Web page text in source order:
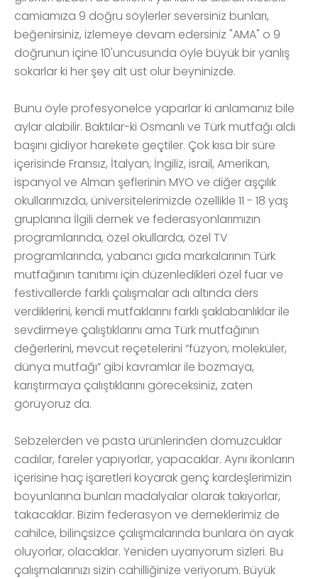
camiamıza 9 doğru söylerler seversiniz bunları,
beğenirsiniz, izlemeye devam edersiniz "AMA" o 9
doğrunun içine 10'uncusunda öyle büyük bir yanlış
sokarlar ki her şey alt üst olur beyninizde.
Bunu öyle profesyonelce yaparlar ki anlamanız bile
aylar alabilir. Baktılar-ki Osmanlı ve Türk mutfağı aldı
başını gidiyor harekete geçtiler. Çok kısa bir süre
içerisinde Fransız, İtalyan, İngiliz, israil, Amerikan,
ispanyol ve Alman şeflerinin MYO ve diğer aşçılık
okullarımızda, üniversitelerimizde özellikle 11 - 18 yaş
gruplarına İlgili dernek ve federasyonlarımızın
programlarında, özel okullarda, özel TV
programlarında, yabancı gıda markalarının Türk
mutfağının tanıtımı için düzenledikleri özel fuar ve
festivallerde farklı çalışmalar adı altında ders
verdiklerini, kendi mutfaklarını farklı şaklabanlıklar ile
sevdirmeye çalıştıklarını ama Türk mutfağının
değerlerini, mevcut reçetelerini “füzyon, moleküler,
dünya mutfağı” gibi kavramlar ile bozmaya,
karıştırmaya çalıştıklarını göreceksiniz, zaten
görüyoruz da.
Sebzelerden ve pasta ürünlerinden domuzcuklar
cadılar, fareler yapıyorlar, yapacaklar. Aynı ikonların
içerisine haç işaretleri koyarak genç kardeşlerimizin
boyunlarına bunları madalyalar olarak takıyorlar,
takacaklar. Bizim federasyon ve derneklerimiz de
cahilce, bilinçsizce çalışmalarında bunlara ön ayak
oluyorlar, olacaklar. Yeniden uyarıyorum sizleri. Bu
çalışmalarınızı sizin cahilliğinize veriyorum. Büyük